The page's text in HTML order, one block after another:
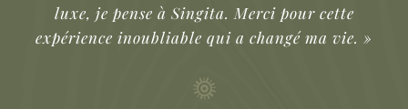
luxe, je pense à Singita. Merci pour cette
expérience inoubliable qui a changé ma vie. »